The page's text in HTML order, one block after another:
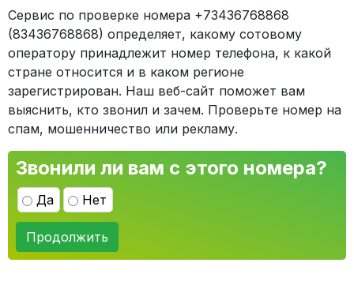
Сервис по проверке номера +73436768868
(83436768868) определяет, какому сотовому
оператору принадлежит номер телефона, к какой
стране относится и в каком регионе
зарегистрирован. Наш веб-сайт поможет вам
выяснить, кто звонил и зачем. Проверьте номер на
спам, мошенничество или рекламу.
Звонили ли вам с этого номера?
Да Нет
Продолжить